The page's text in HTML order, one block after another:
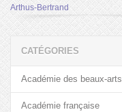
Arthus-Bertrand
CATÉGORIES
Académie des beaux-arts
Académie française